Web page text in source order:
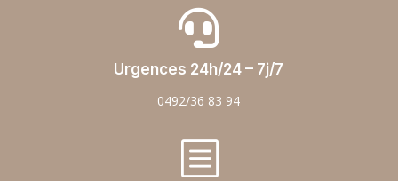

Urgences 24h/24 – 7j/7
0492/36 83 94
b